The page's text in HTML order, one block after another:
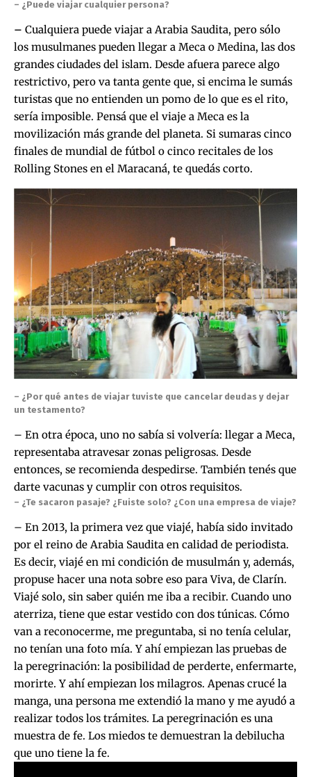
– ¿Puede viajar cualquier persona?
– Cualquiera puede viajar a Arabia Saudita, pero sólo
los musulmanes pueden llegar a Meca o Medina, las dos
grandes ciudades del islam. Desde afuera parece algo
restrictivo, pero va tanta gente que, si encima le sumás
turistas que no entienden un pomo de lo que es el rito,
sería imposible. Pensá que el viaje a Meca es la
movilización más grande del planeta. Si sumaras cinco
finales de mundial de fútbol o cinco recitales de los
Rolling Stones en el Maracaná, te quedás corto.
– ¿Por qué antes de viajar tuviste que cancelar deudas y dejar
un testamento?
– En otra época, uno no sabía si volvería: llegar a Meca,
representaba atravesar zonas peligrosas. Desde
entonces, se recomienda despedirse. También tenés que
darte vacunas y cumplir con otros requisitos.
– ¿Te sacaron pasaje? ¿Fuiste solo? ¿Con una empresa de viaje?
– En 2013, la primera vez que viajé, había sido invitado
por el reino de Arabia Saudita en calidad de periodista.
Es decir, viajé en mi condición de musulmán y, además,
propuse hacer una nota sobre eso para Viva, de Clarín.
Viajé solo, sin saber quién me iba a recibir. Cuando uno
aterriza, tiene que estar vestido con dos túnicas. Cómo
van a reconocerme, me preguntaba, si no tenía celular,
no tenían una foto mía. Y ahí empiezan las pruebas de
la peregrinación: la posibilidad de perderte, enfermarte,
morirte. Y ahí empiezan los milagros. Apenas crucé la
manga, una persona me extendió la mano y me ayudó a
realizar todos los trámites. La peregrinación es una
muestra de fe. Los miedos te demuestran la debilucha
que uno tiene la fe.